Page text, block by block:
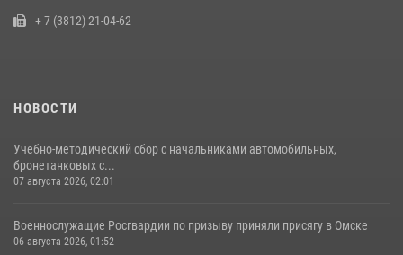
+ 7 (3812) 21-04-62
НОВОСТИ
Учебно-методический сбор с начальниками автомобильных,
бронетанковых с...
07 августа 2026, 02:01
Военнослужащие Росгвардии по призыву приняли присягу в Омске
06 августа 2026, 01:52